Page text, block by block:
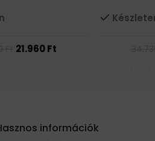
21.960Ft
információk